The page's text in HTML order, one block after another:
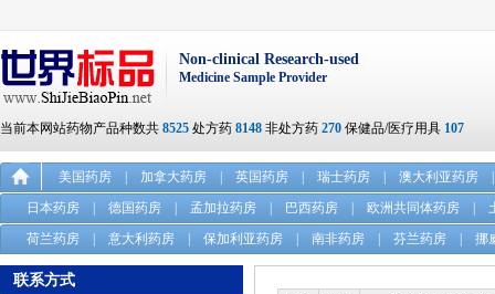
Non-clinical Research-used
Medicine Sample Provider
当前本网站药物产品种数共 8525 处方药 8148 非处方药 270 保健品/医疗用具 107
美国药房 加拿大药房 英国药房 瑞士药房 澳大利亚药房
日本药房
德国药房 孟加拉药房 巴西药房 欧洲共同体药房
荷兰药房
意大利药房 保加利亚药房 南非药房 芬兰药房 挪
联系方式